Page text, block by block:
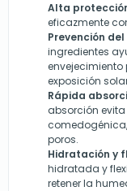
Alta
eficazmente
Prevención
ingredientes
exposición
Rápida
absorción
poros.
Hidratación y
hidratada y
retener la